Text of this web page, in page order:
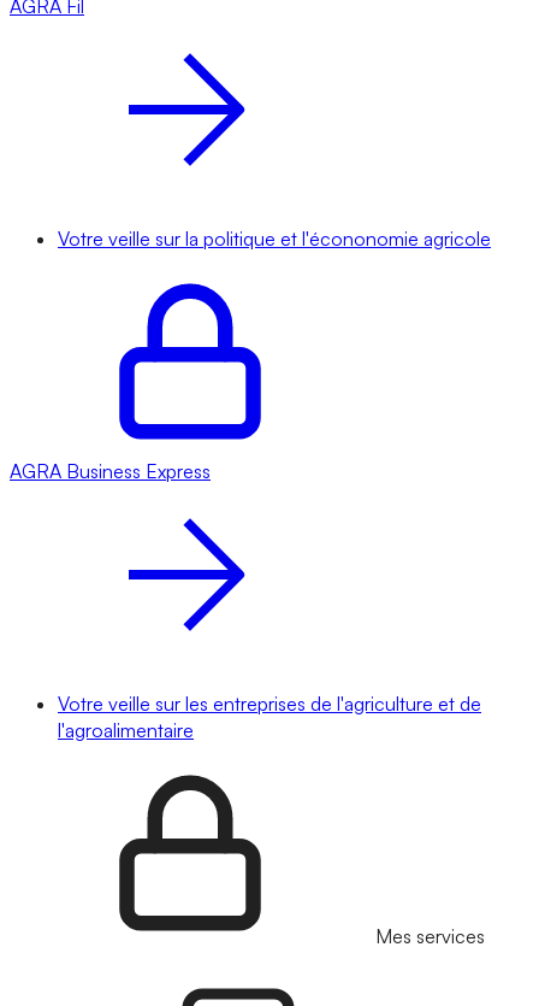
AGRA Fil
Votre veille sur la politique et l'écononomie agricole
AGRA Business Express
Votre veille sur les entreprises de l'agriculture et de
l'agroalimentaire
Mes services